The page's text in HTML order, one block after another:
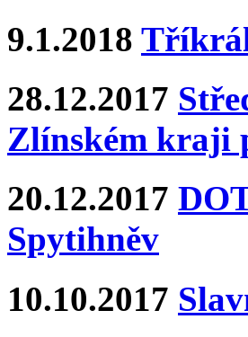
9.1.2018
28.12.2017
Zlínském kraji
20.12.2017
Spytihněv
10.10.2017